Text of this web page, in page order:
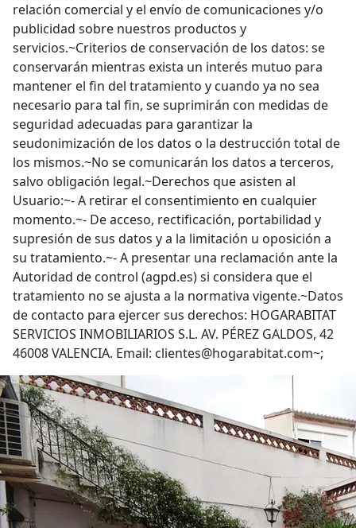
relación comercial y el envío de comunicaciones y/o
publicidad sobre nuestros productos y
servicios.~Criterios de conservación de los datos: se
conservarán mientras exista un interés mutuo para
mantener el fin del tratamiento y cuando ya no sea
necesario para tal fin, se suprimirán con medidas de
seguridad adecuadas para garantizar la
seudonimización de los datos o la destrucción total de
los mismos.~No se comunicarán los datos a terceros,
salvo obligación legal.~Derechos que asisten al
Usuario:~- A retirar el consentimiento en cualquier
momento.~- De acceso, rectificación, portabilidad y
supresión de sus datos y a la limitación u oposición a
su tratamiento.~- A presentar una reclamación ante la
Autoridad de control (agpd.es) si considera que el
tratamiento no se ajusta a la normativa vigente.~Datos
de contacto para ejercer sus derechos: HOGARABITAT
SERVICIOS INMOBILIARIOS S.L. AV. PÉREZ GALDOS, 42
46008 VALENCIA. Email: clientes@hogarabitat.com~;